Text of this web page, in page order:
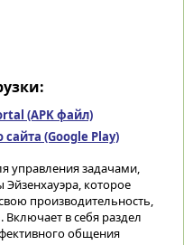
(APK файл)
(Google Play)
управления задачами,
которое
производительность,
Включает в себя раздел
общения